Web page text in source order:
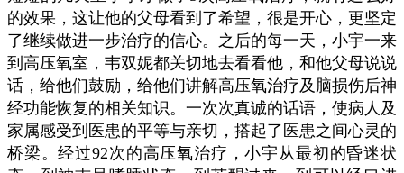
的效果，这让他的父母看到了希望，很是开心，更坚定
了继续做进一步治疗的信心。之后的每一天，小宇一来
到高压氧室，韦双妮都关切地去看看他，和他父母说说
话，给他们鼓励，给他们讲解高压氧治疗及脑损伤后神
经功能恢复的相关知识。一次次真诚的话语，使病人及
家属感受到医患的平等与亲切，搭起了医患之间心灵的
桥梁。经过92次的高压氧治疗，小宇从最初的昏迷状